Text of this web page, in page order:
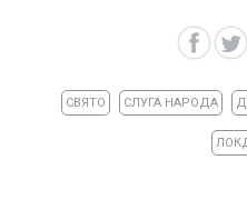
СВЯТО СЛУГА НАРОДА